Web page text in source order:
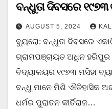
ବନ୍ଧୁତା ଦିବସରେ
AUGUST 5, 2024
ବ୍ୟୁରୋ: ବନ୍ଧୁତା ଦିବସରେ
ଗ୍ରାମପଞ୍ଚାୟତ ଅଧିନ ହରିପୁର
ବିଦ୍ୟାଳୟର ୧୯୭୩ ମସିହା
ବନ୍ଧୁ ମାନେ ମିଶି ଐତିହାସିକ
ଧର୍ମର ପୁରାତନ କୀର୍ତିରାଜ…